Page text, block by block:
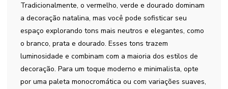
Tradicionalmente, o vermelho, verde e dourado dominam
a decoração natalina, mas você pode sofisticar seu
espaço explorando tons mais neutros e elegantes, como
o branco, prata e dourado. Esses tons trazem
luminosidade e combinam com a maioria dos estilos de
decoração. Para um toque moderno e minimalista, opte
por uma paleta monocromática ou com variações suaves,